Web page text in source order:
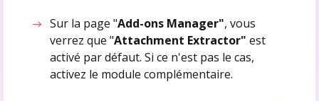
Sur la page "Add-ons Manager", vous
verrez que "Attachment Extractor"est
activé par défaut. Si ce n'est pas le cas,
activez le module complémentaire.